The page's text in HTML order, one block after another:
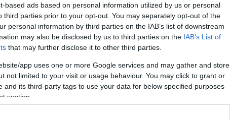
based ads based on personal information utilized by us or personal
third parties prior to your opt-out. You may separately opt-out of the
personal information by third parties on the IAB’s list of downstream
may also be disclosed by us to third parties on the IAB’s List of
that may further disclose it to other third parties.
app uses one or more Google services and may gather and store
not limited to your visit or usage behaviour. You may click to grant or
and its third-party tags to use your data for below specified purposes
section.